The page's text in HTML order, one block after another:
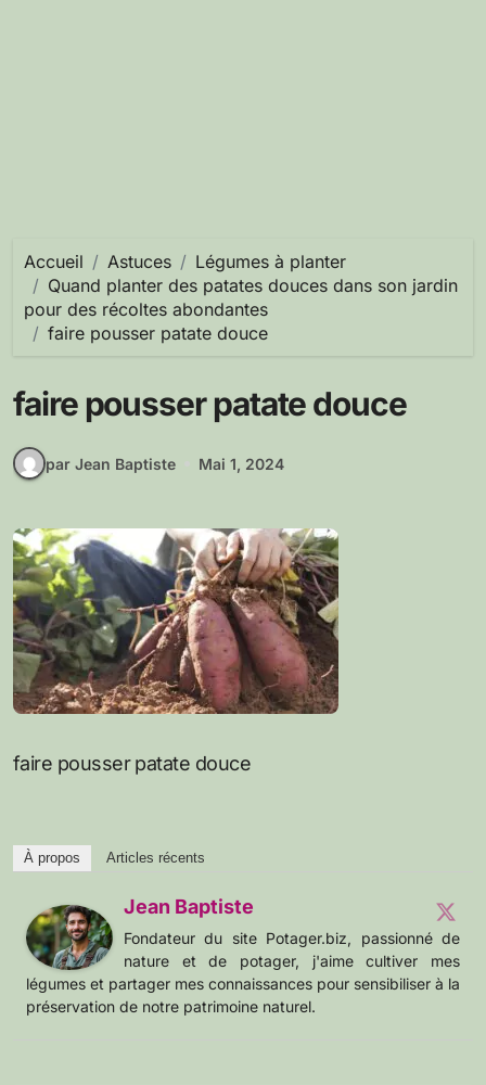
Accueil Astuces
Légumes à planter
Quand planter des patates douces dans son jardin
pour des récoltes abondantes
faire pousser patate douce
faire pousser patate douce
par Jean Baptiste Mai 1, 2024
faire pousser patate douce
À propos Articles récents
Jean Baptiste
Fondateur du site Potager.biz, passionné de
nature et de potager, j'aime cultiver mes
légumes et partager mes connaissances pour sensibiliser à la
préservation de notre patrimoine naturel.